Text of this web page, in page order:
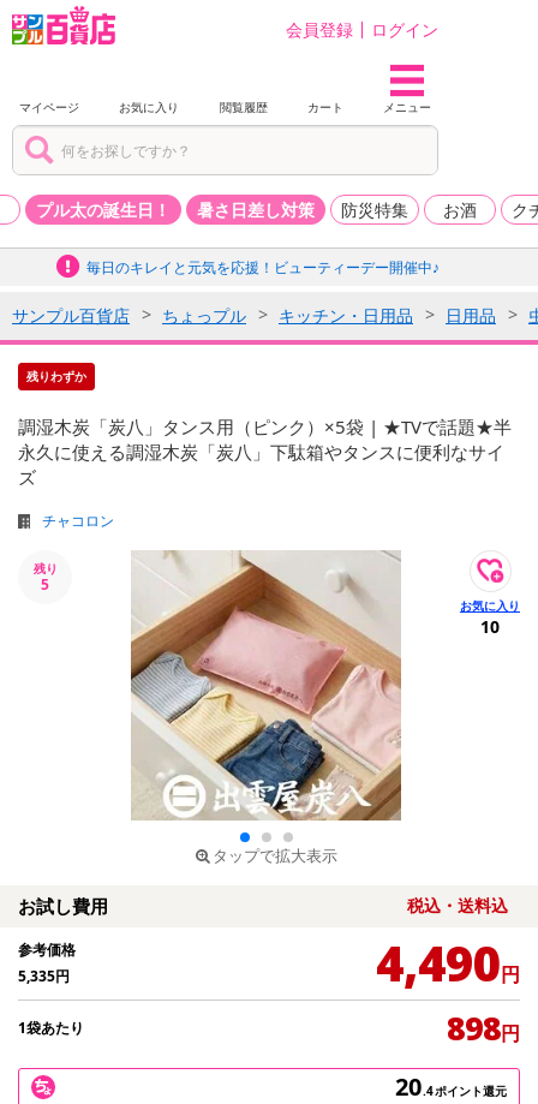
会員登録 ログイン
マイページ お気に入り 閲覧履歴 カート メニュー
プル太の誕生日！ 暑さ日差し対策 防災特集 お酒 ク
毎日のキレイと元気を応援！ビューティーデー開催中♪
サンプル百貨店 ちょっプル キッチン・日用品 日用品
残りわずか
調湿木炭「炭八」タンス用（ピンク）×5袋 | ★TVで話題★半
永久に使える調湿木炭「炭八」下駄箱やタンスに便利なサイ
ズ
チャコロン
残り
5
タップで拡大表示
10
お試し費用 税込・送料込
参考価格
5,335円 4,490円
1袋あたり 898円
20.4ポイント還元